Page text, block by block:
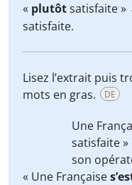
« plutôtsatisfaite »
satisfaite.
Lisez l’extrait puis
mots en gras.
DE
Une
satisfaite
son
« Une Française